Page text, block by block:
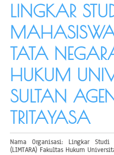
LINGKAR
TATA
HUKUM
SULTAN
TRITAYASA
Nama Organisasi: Lingkar Studi
(LIMTARA) Fakultas Hukum